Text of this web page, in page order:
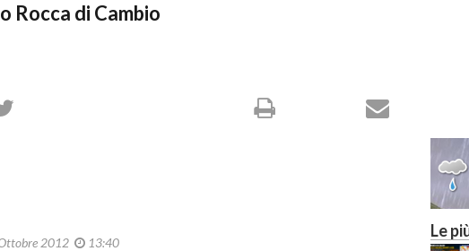
Rocca di Cambio
2012 13:40
Le